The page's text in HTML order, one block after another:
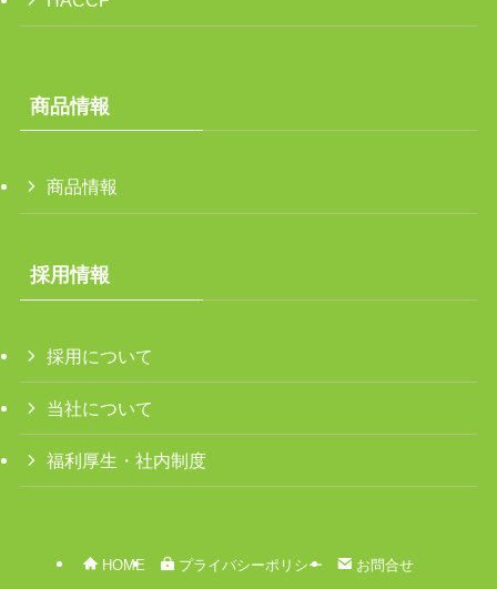
商品情報
商品情報
採用情報
採用について
当社について
福利厚生・社内制度
HOME プライバシーポリシー お問合せ